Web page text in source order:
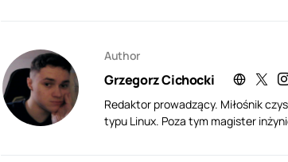
Author
Grzegorz Cichocki
Redaktor prowadzący. Miłośnik
typu Linux. Poza tym magister